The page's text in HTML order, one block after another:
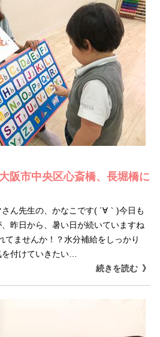
阪市中央区心斎橋、長堀橋に
ん先生の、かなこです( ´∀｀)今日も
昨日から、暑い日が続いていますね
てませんか！？水分補給をしっかり
付けていきたい…
続きを読む